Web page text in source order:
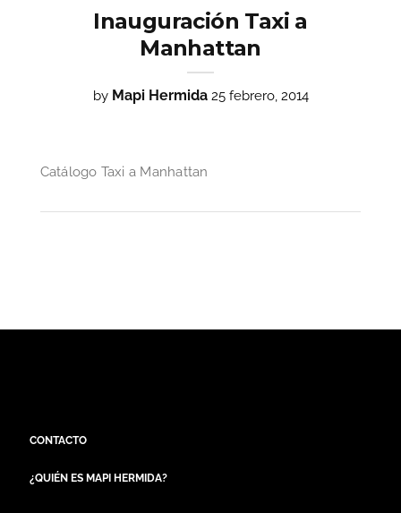
Inauguración Taxi a
Manhattan
by Mapi Hermida 25 febrero, 2014
Catálogo Taxi a Manhattan
CONTACTO
¿QUIÉN ES MAPI HERMIDA?